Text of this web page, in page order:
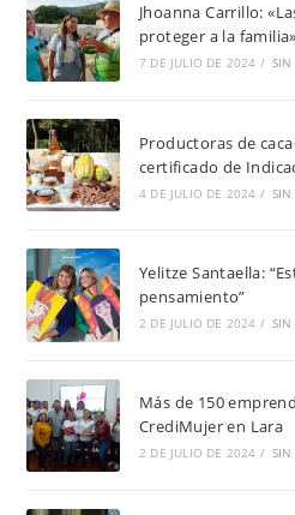
Jhoanna Carrillo:
proteger a la familia»
7 DE JULIO DE 2024 / SIN
Productoras de
certificado de
4 DE JULIO DE 2024 / SIN
Yelitze Santaella:
pensamiento”
2 DE JULIO DE 2024 / SIN
Más de 150
CrediMujer en Lara
2 DE JULIO DE 2024 / SIN